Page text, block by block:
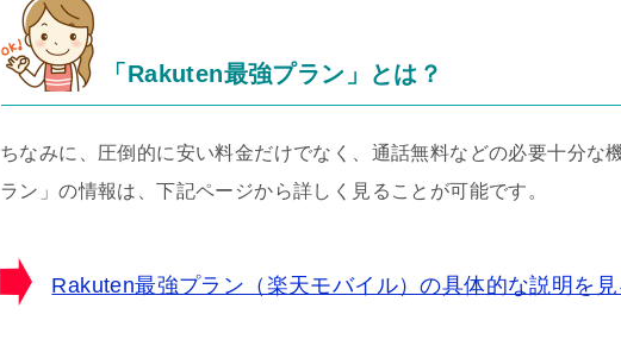
「Rakuten最強プラン」とは？
ちなみに、圧倒的に安い料金だけでなく、通話無料などの必要十分な
ラン」の情報は、下記ページから詳しく見ることが可能です。
Rakuten最強プラン（楽天モバイル）の具体的な説明を見